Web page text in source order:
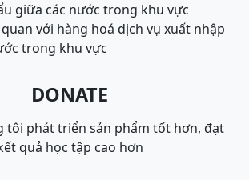
giữa các nước trong khu vực
với hàng hoá dịch vụ xuất nhập
trong khu vực
DONATE
tôi phát triển sản phẩm tốt hơn, đạt
quả học tập cao hơn